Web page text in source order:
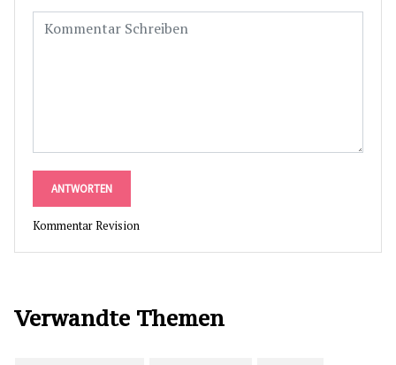
ANTWORTEN
Kommentar Revision
Verwandte Themen